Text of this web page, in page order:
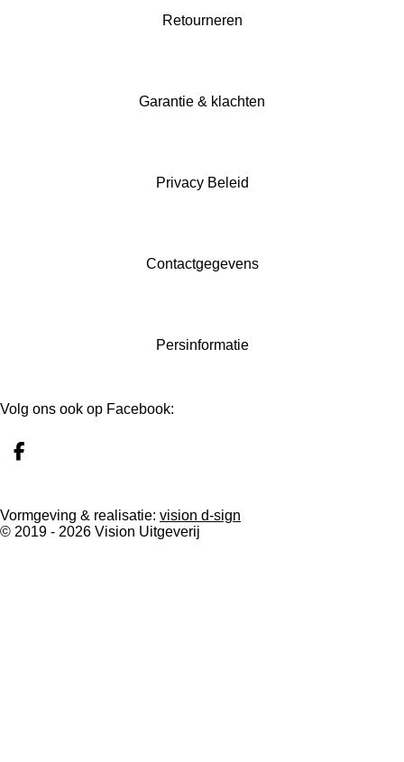
Retourneren
Garantie & klachten
Privacy Beleid
Contactgegevens
Persinformatie
Volg ons ook op Facebook:
F
e
b
Vormgeving & realisatie: vision d-sign
© 2019 - 2026 Vision Uitgeverij